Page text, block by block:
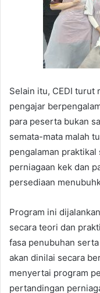
Selain itu, CEDI turut
pengajar
para peserta bukan
semata-mata malah
pengalaman praktikal
perniagaan kek dan
persediaan
Program ini
secara teori dan
fasa penubuhan
akan dinilai secara
menyertai program
pertandingan